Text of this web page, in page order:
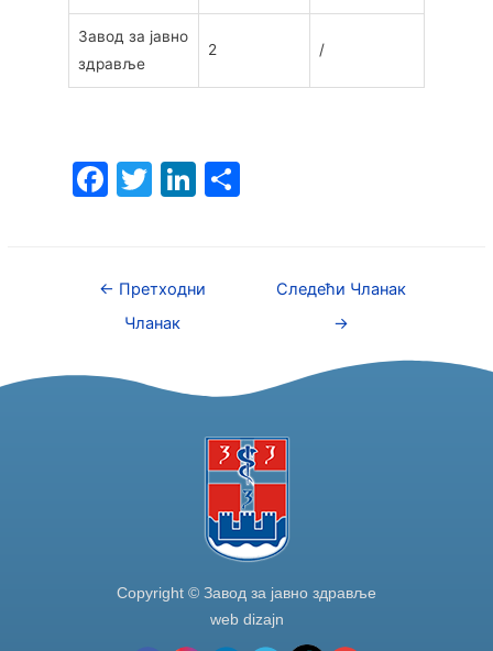
Завод за јавно
здравље
2 /
F
e
b
o
T
er
Li
e
S
← Претходни
Чланак
Следећи Чланак
→
Copyright © Завод за јавно здравље
web dizajn